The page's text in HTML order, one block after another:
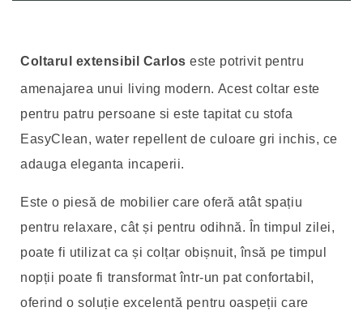
Coltarul extensibil Carlos este potrivit pentru
amenajarea unui living modern. Acest coltar este
pentru patru persoane si este tapitat cu stofa
EasyClean, water repellent de culoare gri inchis, ce
adauga eleganta incaperii.
Este o piesă de mobilier care oferă atât spațiu
pentru relaxare, cât și pentru odihnă. În timpul zilei,
poate fi utilizat ca și colțar obișnuit, însă pe timpul
nopții poate fi transformat într-un pat confortabil,
oferind o soluție excelentă pentru oaspeții care